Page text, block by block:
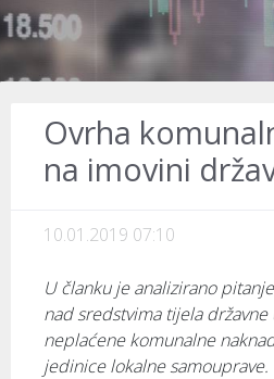
Ovrha
na imovini
10.01.2019 07:10
U članku je analizirano
nad sredstvima tijela
neplaćene komunalne
jedinice lokalne samouprave.